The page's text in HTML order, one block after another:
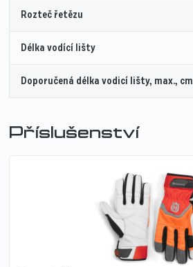
Rozteč řetězu
Délka vodící lišty
Doporučená délka vodicí lišty, max., cm
Příslušenství